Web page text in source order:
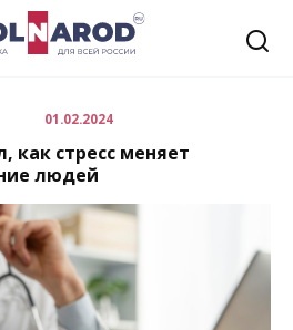
01.02.2024
как стресс меняет
людей